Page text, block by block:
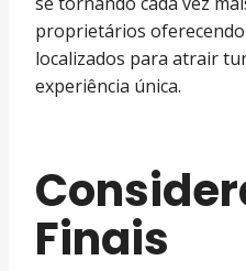
proprietários
localizados para atrair
experiência única.
Finais